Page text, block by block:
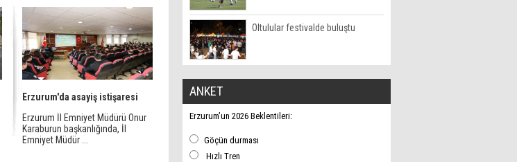
Erzurum'da asayiş istişaresi
Erzurum İl Emniyet Müdürü Onur
Karaburun başkanlığında, İl
Emniyet Müdür ...
Oltulular festivalde buluştu
ANKET
Erzurum’un 2026 Beklentileri:
Göçün durması
Hızlı Tren